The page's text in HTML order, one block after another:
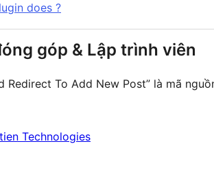
does ?
góp & Lập trình viên
Redirect To Add New Post” là mã
Technologies